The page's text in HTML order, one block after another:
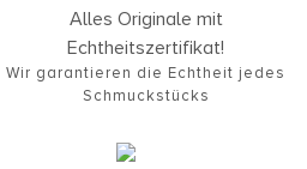
Alles Originale mit
Echtheitszertifikat!
Wir garantieren die Echtheit jedes
Schmuckstücks